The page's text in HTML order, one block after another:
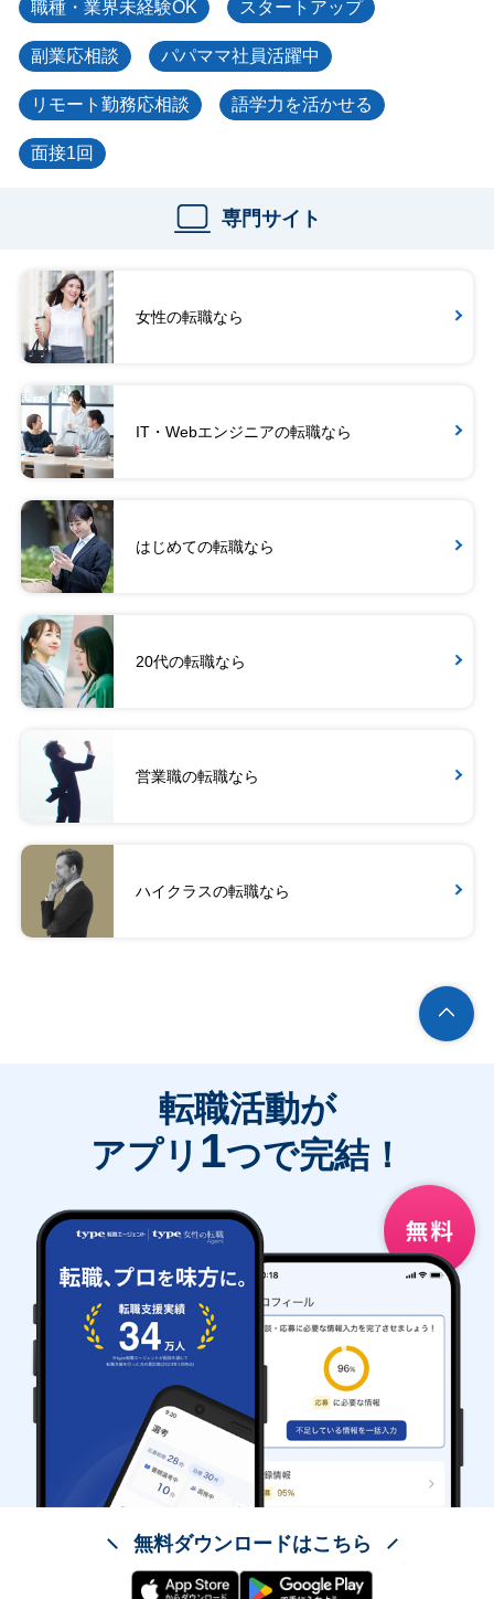
職種・業界未経験OK スタートアップ
副業応相談 パパママ社員活躍中
リモート勤務応相談 語学力を活かせる
面接1回
専門サイト
女性の転職なら
IT・Webエンジニアの転職なら
はじめての転職なら
20代の転職なら
営業職の転職なら
ハイクラスの転職なら
転職活動が
アプリ 1つで完結！
無料ダウンロードはこちら